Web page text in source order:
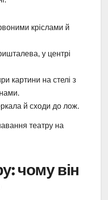
кріслами й
у центрі
картини на стелі з
й сходи до лож.
театру на
чому він